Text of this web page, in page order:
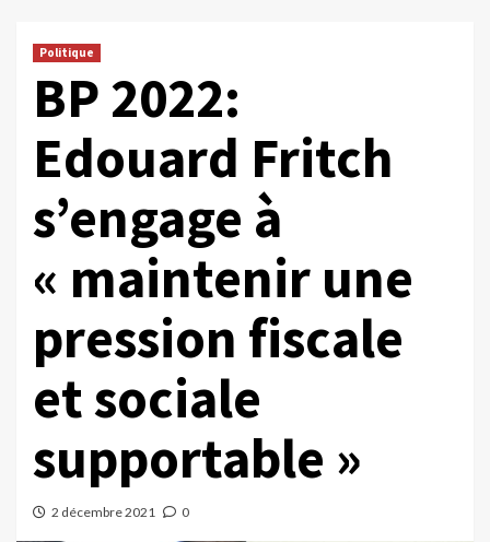
Politique
BP 2022:
Edouard Fritch
s’engage à
« maintenir une
pression fiscale
et sociale
supportable »
2 décembre 2021 0